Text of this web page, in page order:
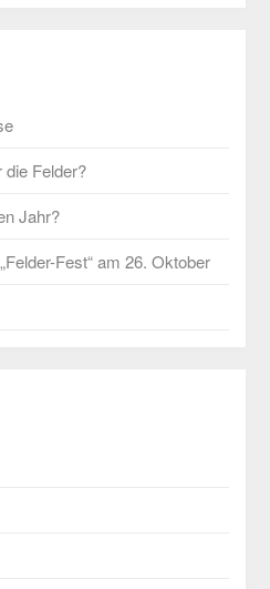
die Felder?
Jahr?
Fest“ am 26. Oktober